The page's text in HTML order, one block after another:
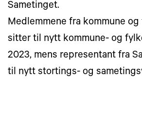
Sametinget.
Medlemmene fra kommune
sitter til nytt kommune- og
2023, mens representant fra
til nytt stortings- og